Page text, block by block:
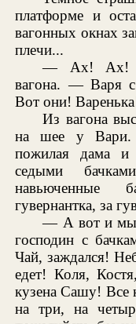
платформе и
вагонных окнах
плечи...
— Ах! Ах! —
вагона. — Варя
Вот они!
Из вагона
на шее у Вари.
пожилая дама и
седыми
навьюченные
гувернантка, за
— А вот и
господин с
Чай, заждался!
едет! Коля,
кузена Сашу! Все
на три, на